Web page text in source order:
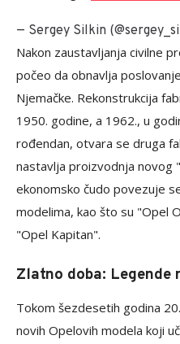
— Sergey Silkin
Nakon zaustavljanja civilne
počeo da obnavlja
Njemačke. Rekonstrukcija
1950. godine, a 1962., u
rođendan, otvara se druga
nastavlja proizvodnja novog
ekonomsko čudo povezuje
modelima, kao što su "Opel
"Opel Kapitan".
Zlatno doba: Legende
Tokom šezdesetih godina
novih Opelovih modela koji